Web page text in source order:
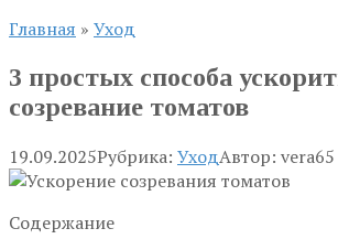
Главная » Уход
3 простых способа
созревание томатов
19.09.2025Рубрика: УходАвтор: vera65
Содержание